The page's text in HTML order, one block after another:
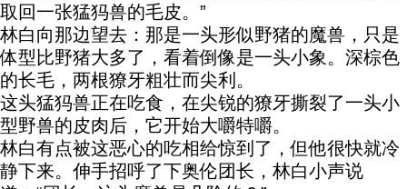
取回一张猛犸兽的毛皮。”
林白向那边望去：那是一头形似野猪的魔兽，只是
体型比野猪大多了，看着倒像是一头小象。深棕色
的长毛，两根獠牙粗壮而尖利。
这头猛犸兽正在吃食，在尖锐的獠牙撕裂了一头小
型野兽的皮肉后，它开始大嚼特嚼。
林白有点被这恶心的吃相给惊到了，但他很快就冷
静下来。伸手招呼了下奥伦团长，林白小声说